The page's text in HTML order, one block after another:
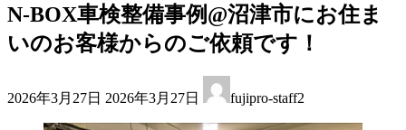
N-BOX車検整備事例@沼津市にお住ま
いのお客様からのご依頼です！
2026年3月27日 終
更
2026年3月27日 fujipro-staff2